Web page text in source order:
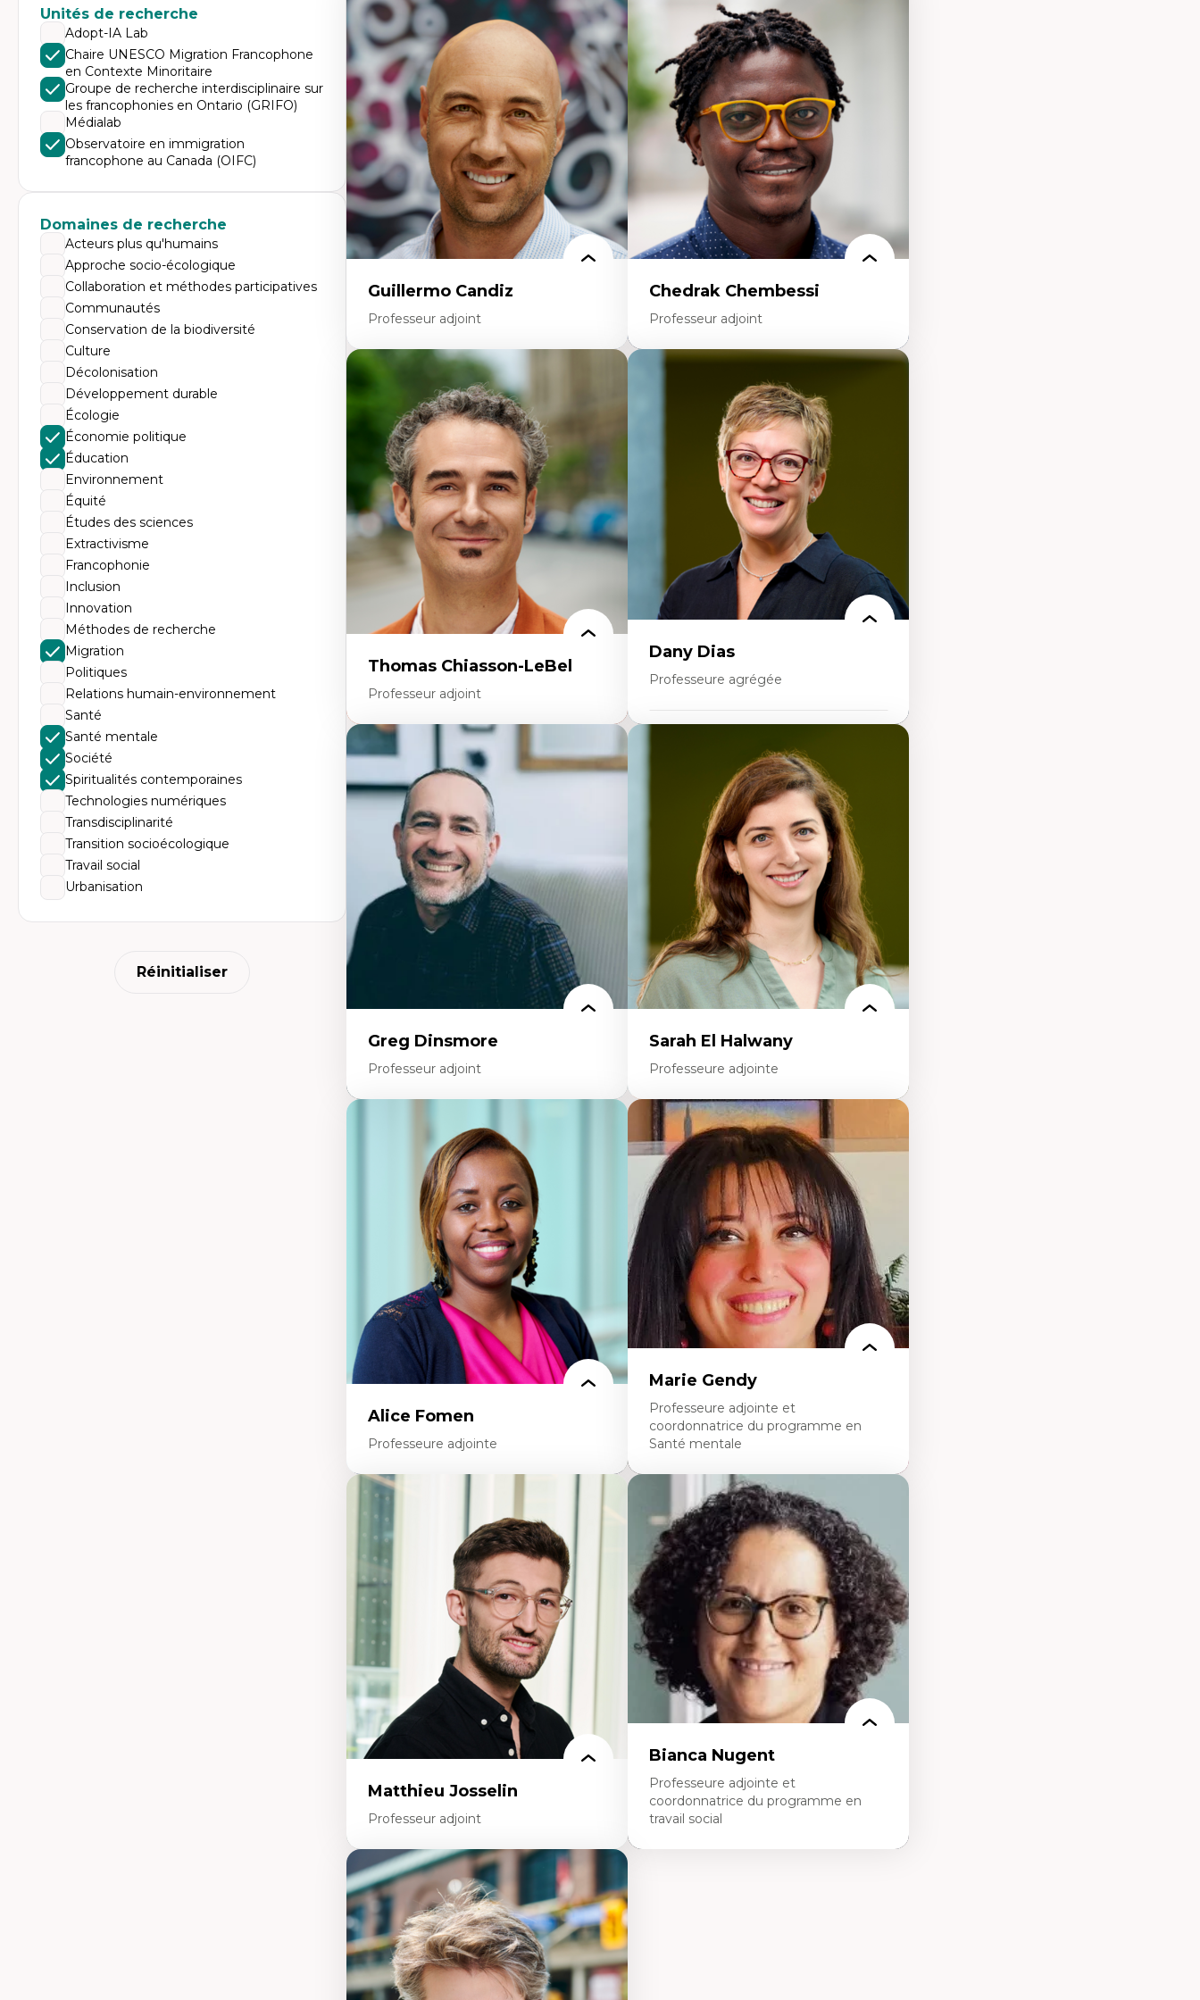
Unités de recherche
Adopt-IA Lab
Chaire UNESCO Migration Francophone
en Contexte Minoritaire
Groupe de recherche interdisciplinaire sur
les francophonies en Ontario (GRIFO)
Médialab
Observatoire en immigration
francophone au Canada (OIFC)
Domaines de recherche
Acteurs plus qu'humains
Approche socio-écologique
Collaboration et méthodes participatives
Communautés
Conservation de la biodiversité
Culture
Décolonisation
Développement durable
Écologie
Économie politique
Éducation
Environnement
Équité
Études des sciences
Extractivisme
Francophonie
Inclusion
Innovation
Méthodes de recherche
Migration
Politiques
Relations humain-environnement
Santé
Santé mentale
Société
Spiritualités contemporaines
Technologies numériques
Transdisciplinarité
Transition socioécologique
Travail social
Urbanisation
Réinitialiser
Expertises
Discours sur la ville et représentations
Mosquées, formes et usages au Canada
Reconnaissance et représentations des
communautés immigrantes dans l'espace
urbain
Design architectural et urbain
Patrimoine et patrimonialisation
Études postcoloniales et décolonisation des
savoirs
Didactique des sciences – processus
d’enquête et culture scientifique
Éducation en milieu minoritaire –
construction identitaire et conscience
critique
Technologies éducatives – ludification et
programmation pédagogique
La langue dans toutes les matières –
environnement discursif et langage
scientifique
Guillermo Candiz
Professeur adjoint
Trajectoires migratoires
Migrations forcées
Études des frontières; Enjeux géopolitiques
des migrations
Politiques migratoires
Réfugiés
Demandeurs d’asile
Migrations irrégulières
Migrations temporaires
Migration et changement climatique
Migration et développement
Chedrak Chembessi
Professeur adjoint
Économie circulaire
Modèles d’affaires durables
Histoire des faits économiques
Gestion durable des ressources naturelles
Écologie industrielle
Aménagement durable du territoire
Développement régional
Coopératives
Télétravail en milieu rural francophone
Transition socio-écologique
Thomas Chiasson-LeBel
Professeur adjoint
Expertises
Théories du développement
Économie politique comparée
Élites économiques
Sociologie économique
Extractivisme
Classes sociales
Mouvements sociaux
Théories de l’État
Dany Dias
Professeure agrégée
Pédagogies critiques et justice sociale
Éthique relationnelle et sollicitude en
Décolonisation et autochtonisation de la
formation à l’enseignement
Littératie et didactique du français
Éducation inclusive
Formation à l’enseignement en contexte
francophone minoritaire
Identité linguistique et culturelle
Recherche-action et approches
participatives
Leadership éducatif et pratiques réflexives
Éducation durable et bien-être en
enseignement
Greg Dinsmore
Professeur adjoint
Fragmentation des auditoires médiatiques
Analyse multi-plateforme des auditoires
médiatiques
Analyse des comportements numériques à
travers les données massives et l’IA
Recherche quantitative et qualitative sur
les auditoires médiatiques
Épistémologie des techniques de recherche
numérique et l’IA
Théorie des droits de la personne
La pensée politique d’Hannah Arendt
La pensée politique à l’ère numérique
Justice internationale et normes
internationales
Sarah El Halwany
Professeure adjointe
Expertises
Les apports pédagogiques des théories de
l'affect, du posthumanisme, du féminisme
dans l'éducation aux sciences
L'apprentissage des sciences/STIM dans une
perspective socioécologique de care
L’insertion professionnelle des
enseignant.e.s
Alice Fomen
Professeure adjointe
Expertises
Acceptabilité, acceptation et adoption des
technologies
Technologies d'apprentissage innovantes
Insertion professionnelle du nouveau
personnel enseignant
Construction identitaire en milieu
minoritaire francophone
Technologies éducatives pour la formation
Marie Gendy
Professeure adjointe et
coordonnatrice du programme en
Santé mentale
Expertises
Neuropsychiatrie et neurosciences
Direction d'essais cliniques
Analyse des politiques et pratiques en santé
mentale
Développement de protocoles d'essais
cliniques
Collaboration interfonctionnelle
Leadership en recherche clinique
Développement de cadres politiques
Collaboration avec des entreprises
pharmaceutiques
Rédaction de publications et de rapports
politiques
Enseignement et mentorat
Matthieu Josselin
Professeur adjoint
Expertises
Ethnographie critique des environnements
d’apprentissage des étudiant.e.s
Approche transdisciplinaire des
compétences socioaffectives et
interculturelles
Didactique des langues secondes et
compétence pragmatique
Bianca Nugent
Professeure adjointe et
coordonnatrice du programme en
travail social